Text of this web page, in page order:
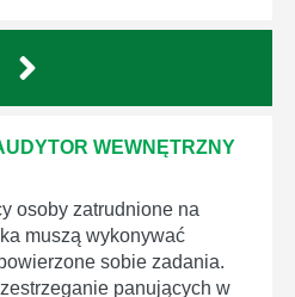
WEWNĘTRZNY
osoby zatrudnione na
muszą wykonywać
sobie zadania.
panujących w